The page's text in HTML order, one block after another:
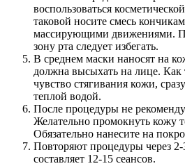
воспользоваться
таковой носите смесь
массирующими движениями.
зону рта следует избегать.
В среднем маски наносят на
должна высыхать на лице. Как
чувство стягивания кожи,
теплой водой.
После процедуры не
Желательно промокнуть кожу
Обязательно нанесите на
Повторяют процедуры через
составляет 12-15 сеансов.